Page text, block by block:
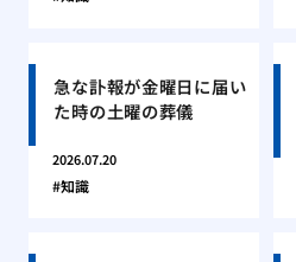
急な訃報が金曜日に届い
た時の土曜の葬儀
2026.07.20
知識